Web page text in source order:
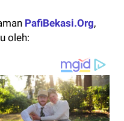
PafiBekasi.Org,
oleh: